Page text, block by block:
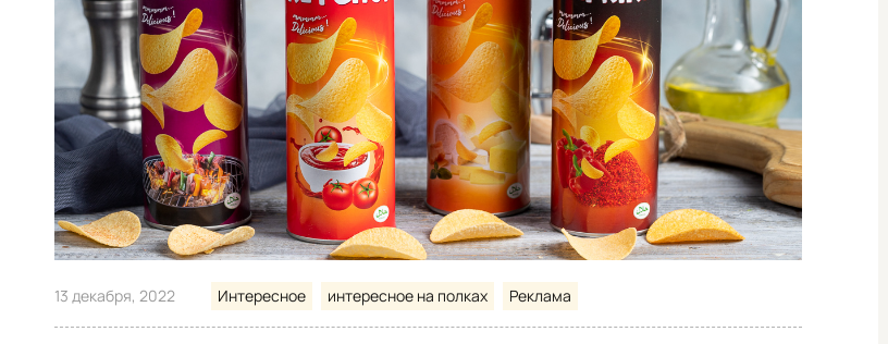
13 декабря, 2022 Интересное интересное на полках Реклама